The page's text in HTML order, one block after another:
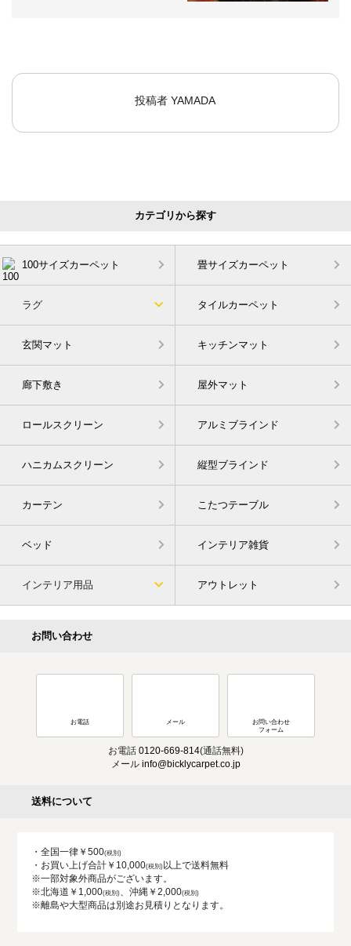
投稿者 YAMADA
カテゴリから探す
100サイズカーペット 畳サイズカーペット
ラグ タイルカーペット
玄関マット キッチンマット
廊下敷き 屋外マット
ロールスクリーン アルミブラインド
ハニカムスクリーン 縦型ブラインド
カーテン こたつテーブル
ベッド インテリア雑貨
インテリア用品 アウトレット
お問い合わせ
お電話 メール
お問い合わせ
フォーム
お電話 0120-669-814(通話無料)
メール info@bicklycarpet.co.jp
送料について
・全国一律￥500
・お買い上げ合計￥10,000
以上で送料無料
※一部対象外商品がございます。
※北海道￥1,000
、沖縄￥2,000
※離島や大型商品は別途お見積りとなります。